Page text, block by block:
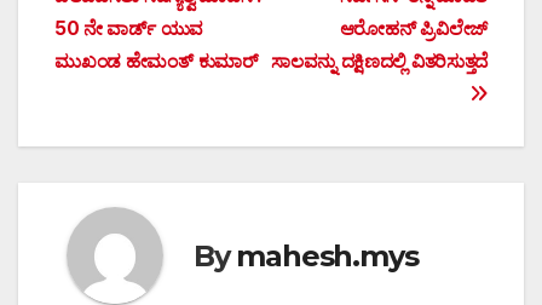
navigation
ಆರೋಹನ್ ಪ್ರಿವಿಲೇಜ್
ಸಾಲವನ್ನು ದಕ್ಷಿಣದಲ್ಲಿ ವಿತರಿಸುತ್ತದೆ
50 ನೇ ವಾರ್ಡ್ ಯುವ
ಮುಖಂಡ ಹೇಮಂತ್ ಕುಮಾರ್
Bymahesh.mys